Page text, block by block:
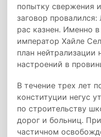
попытку свержения
заговор
рас казнен. Именно
император Хайле
план нейтрализации
настроений в
В течение трех лет
конституции негус
по строительству
дорог и больниц.
частичном